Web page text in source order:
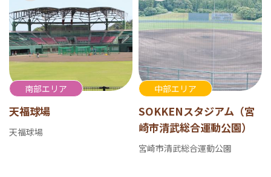
南部エリア
天福球場
天福球場
中部エリア
SOKKENスタジアム（宮
崎市清武総合運動公園）
宮崎市清武総合運動公園